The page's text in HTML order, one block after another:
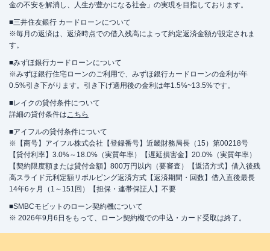
金の不安を解消し、人生が豊かになる社会」の実現を目指しております。
■三井住友銀行 カードローンについて
※毎月の返済は、返済時点での借入残高によって約定返済金額が設定されま
す。
■みずほ銀行カードローンについて
※みずほ銀行住宅ローンのご利用で、みずほ銀行カードローンの金利が年
0.5%引き下がります。引き下げ適用後の金利は年1.5%~13.5%です。
■レイクの貸付条件について
詳細の貸付条件はこちら
■アイフルの貸付条件について
※【商号】アイフル株式会社【登録番号】近畿財務局長（15）第00218号
【貸付利率】3.0%～18.0%（実質年率）【遅延損害金】20.0%（実質年率）
【契約限度額または貸付金額】800万円以内（要審査）【返済方式】借入後残
高スライド元利定額リボルビング返済方式【返済期間・回数】借入直後最長
14年6ヶ月（1～151回）【担保・連帯保証人】不要
■SMBCモビットのローン契約機について
※ 2026年9月6日をもって、ローン契約機での申込・カード受取は終了。